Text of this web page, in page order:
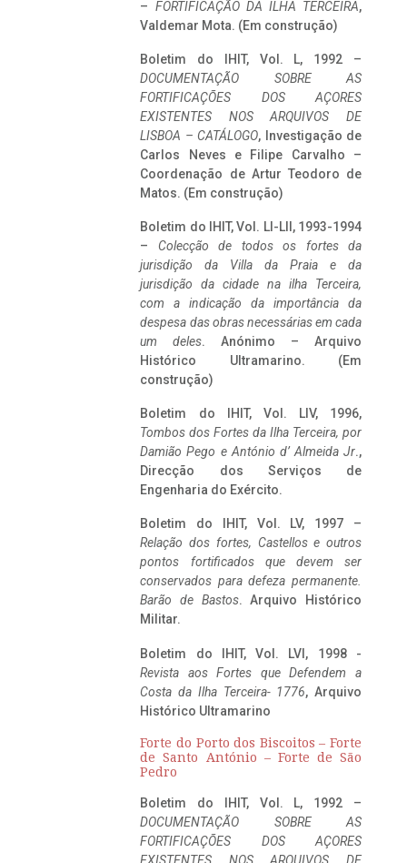
– FORTIFICAÇÃO DA ILHA TERCEIRA,
Valdemar Mota. (Em construção)
Boletim do IHIT, Vol. L, 1992 –
DOCUMENTAÇÃO SOBRE AS
FORTIFICAÇÕES DOS AÇORES
EXISTENTES NOS ARQUIVOS DE
LISBOA – CATÁLOGO, Investigação de
Carlos Neves e Filipe Carvalho –
Coordenação de Artur Teodoro de
Matos. (Em construção)
Boletim do IHIT, Vol. LI-LII, 1993-1994
– Colecção de todos os fortes da
jurisdição da Villa da Praia e da
jurisdição da cidade na ilha Terceira,
com a indicação da importância da
despesa das obras necessárias em cada
um deles. Anónimo – Arquivo
Histórico Ultramarino. (Em
construção)
Boletim do IHIT, Vol. LIV, 1996,
Tombos dos Fortes da Ilha Terceira, por
Damião Pego e António d’ Almeida Jr.,
Direcção dos Serviços de
Engenharia do Exército.
Boletim do IHIT, Vol. LV, 1997 –
Relação dos fortes, Castellos e outros
pontos fortificados que devem ser
conservados para defeza permanente.
Barão de Bastos. Arquivo Histórico
Militar.
Boletim do IHIT, Vol. LVI, 1998 -
Revista aos Fortes que Defendem a
Costa da Ilha Terceira- 1776, Arquivo
Histórico Ultramarino
Forte do Porto dos Biscoitos – Forte
de Santo António – Forte de São
Pedro
Boletim do IHIT, Vol. L, 1992 –
DOCUMENTAÇÃO SOBRE AS
FORTIFICAÇÕES DOS AÇORES